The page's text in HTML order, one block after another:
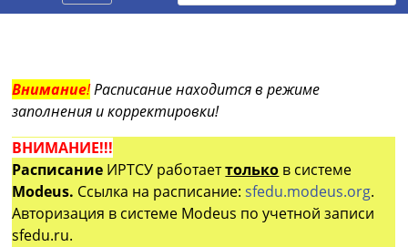
Внимание!Расписание находится в режиме
заполнения и корректировки!
ВНИМАНИЕ!!!
Расписание ИРТСУ работаеттолько в системе
Modeus. Ссылка на расписание:sfedu.modeus.org.
Авторизация в системе Modeus по учетной записи
sfedu.ru.